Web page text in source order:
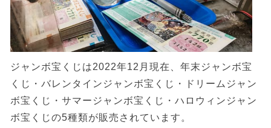
ジャンボ宝くじは2022年12月現在、年末ジャンボ宝
くじ・バレンタインジャンボ宝くじ・ドリームジャン
ボ宝くじ・サマージャンボ宝くじ・ハロウィンジャン
ボ宝くじの5種類が販売されています。